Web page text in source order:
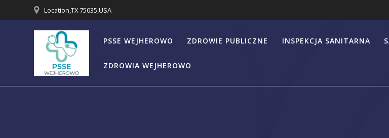
do
Location,TX 75035,USA
PSSE WEJHEROWO ZDROWIE PUBLICZNE INSPEKCJA SANITARNA
ZDROWIA WEJHEROWO